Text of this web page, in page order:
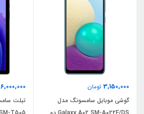
3,150,000 تومان
گوشی موبایل سامسونگ مدل
6,000,000